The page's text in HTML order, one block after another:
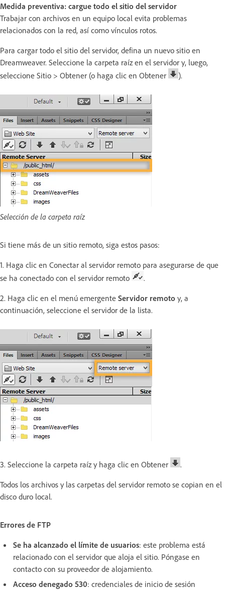
Medida preventiva: cargue todo el sitio del servidor
Trabajar con archivos en un equipo local evita problemas
relacionados con la red, así como vínculos rotos.
Para cargar todo el sitio del servidor, defina un nuevo sitio en
Dreamweaver. Seleccione la carpeta raíz en el servidor y, luego,
seleccione Sitio > Obtener (o haga clic en Obtener
).
Selección de la carpeta raíz
Si tiene más de un sitio remoto, siga estos pasos:
1. Haga clic en Conectar al servidor remoto para asegurarse de que
se ha conectado con el servidor remoto
.
2. Haga clic en el menú emergente Servidor remoto y, a
continuación, seleccione el servidor de la lista.
3. Seleccione la carpeta raíz y haga clic en Obtener
.
Todos los archivos y las carpetas del servidor remoto se copian en el
disco duro local.
Errores de FTP
Se ha alcanzado el límite de usuarios: este problema está
relacionado con el servidor que aloja el sitio. Póngase en
contacto con su proveedor de alojamiento.
Acceso denegado 530: credenciales de inicio de sesión